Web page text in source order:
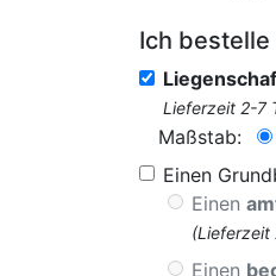
Ich
Lieferzeit 2-7
Maßstab:
Einen
Einen
(Lieferzeit
Einen